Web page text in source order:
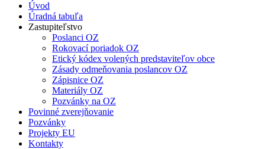
Úvod
Úradná tabuľa
Zastupiteľstvo
Poslanci OZ
Rokovací poriadok OZ
Etický kódex volených predstaviteľov obce
Zásady odmeňovania poslancov OZ
Zápisnice OZ
Materiály OZ
Pozvánky na OZ
Povinné zverejňovanie
Pozvánky
Projekty EU
Kontakty